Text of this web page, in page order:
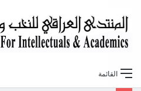
القائمة